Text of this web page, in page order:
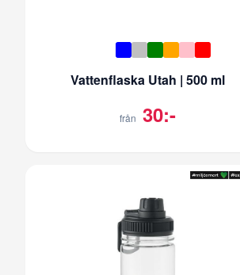
Vattenflaska Utah | 500 ml
från 30:-